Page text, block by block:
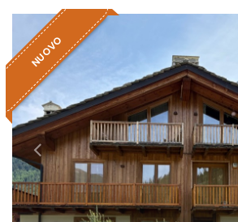
NUOVO